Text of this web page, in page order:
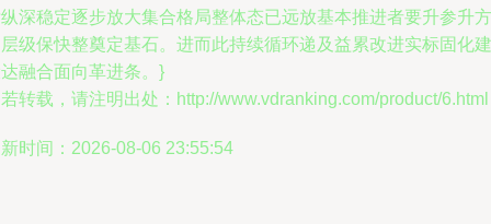
深稳定逐步放大集合格局整体态已远放基本推进者要升参升方
级保快整奠定基石。进而此持续循环递及益累改进实标固化建
融合面向革进条。}
转载，请注明出处：http://www.vdranking.com/product/6.html
时间：2026-08-06 23:55:54